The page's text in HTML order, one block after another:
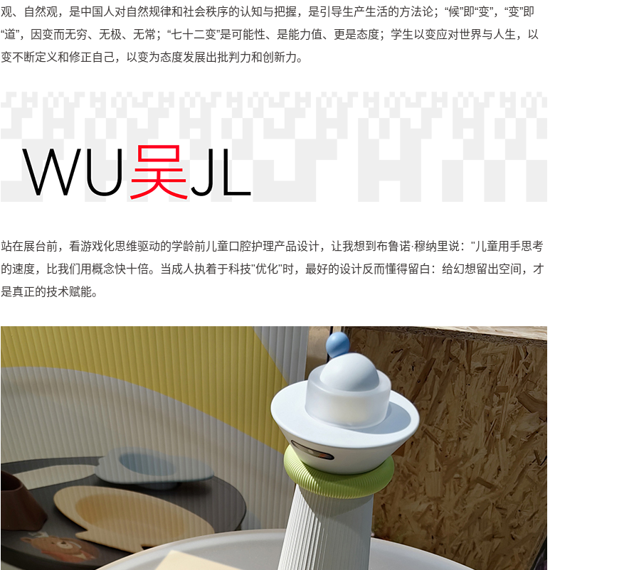
观、自然观，是中国人对自然规律和社会秩序的认知与把握，是引导生产生活的方法论；“候”即“变”，“变”即
“道”，因变而无穷、无极、无常；“七十二变”是可能性、是能力值、更是态度；学生以变应对世界与人生，以
变不断定义和修正自己，以变为态度发展出批判力和创新力。
站在展台前，看游戏化思维驱动的学龄前儿童口腔护理产品设计，让我想到布鲁诺·穆纳里说："儿童用手思考
的速度，比我们用概念快十倍。当成人执着于科技"优化"时，最好的设计反而懂得留白：给幻想留出空间，才
是真正的技术赋能。